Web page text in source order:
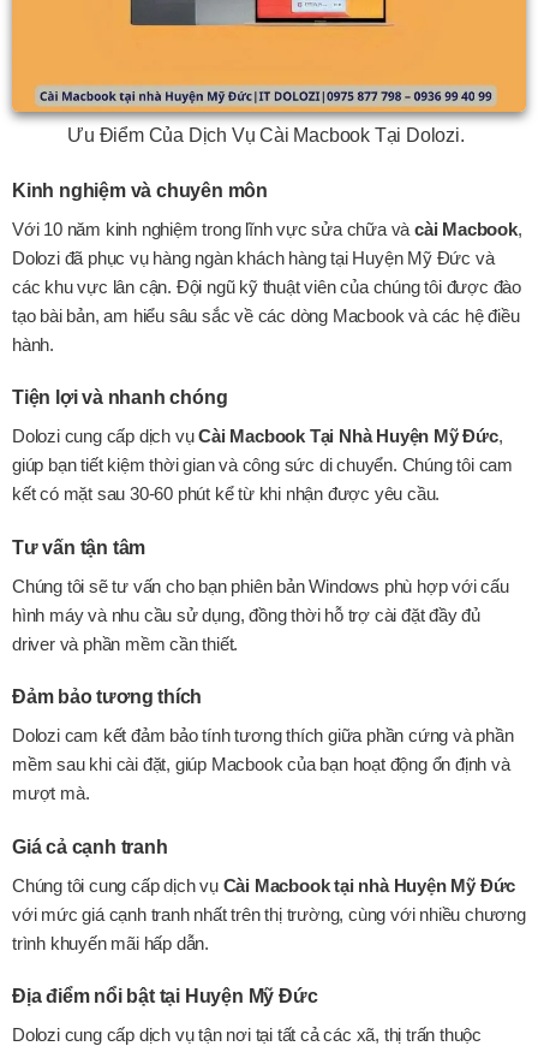
Ưu Điểm Của Dịch Vụ Cài Macbook Tại Dolozi.
Kinh nghiệm và chuyên môn
Với 10 năm kinh nghiệm trong lĩnh vực sửa chữa và cài Macbook,
Dolozi đã phục vụ hàng ngàn khách hàng tại Huyện Mỹ Đức và
các khu vực lân cận. Đội ngũ kỹ thuật viên của chúng tôi được đào
tạo bài bản, am hiểu sâu sắc về các dòng Macbook và các hệ điều
hành.
Tiện lợi và nhanh chóng
Dolozi cung cấp dịch vụCài Macbook Tại Nhà Huyện Mỹ Đức,
giúp bạn tiết kiệm thời gian và công sức di chuyển. Chúng tôi cam
kết có mặt sau 30-60 phút kể từ khi nhận được yêu cầu.
Tư vấn tận tâm
Chúng tôi sẽ tư vấn cho bạn phiên bản Windows phù hợp với cấu
hình máy và nhu cầu sử dụng, đồng thời hỗ trợ cài đặt đầy đủ
driver và phần mềm cần thiết.
Đảm bảo tương thích
Dolozi cam kết đảm bảo tính tương thích giữa phần cứng và phần
mềm sau khi cài đặt, giúp Macbook của bạn hoạt động ổn định và
mượt mà.
Giá cả cạnh tranh
Chúng tôi cung cấp dịch vụ Cài Macbook tại nhà Huyện Mỹ Đức
với mức giá cạnh tranh nhất trên thị trường, cùng với nhiều chương
trình khuyến mãi hấp dẫn.
Địa điểm nổi bật tại Huyện Mỹ Đức
Dolozi cung cấp dịch vụ tận nơi tại tất cả các xã, thị trấn thuộc